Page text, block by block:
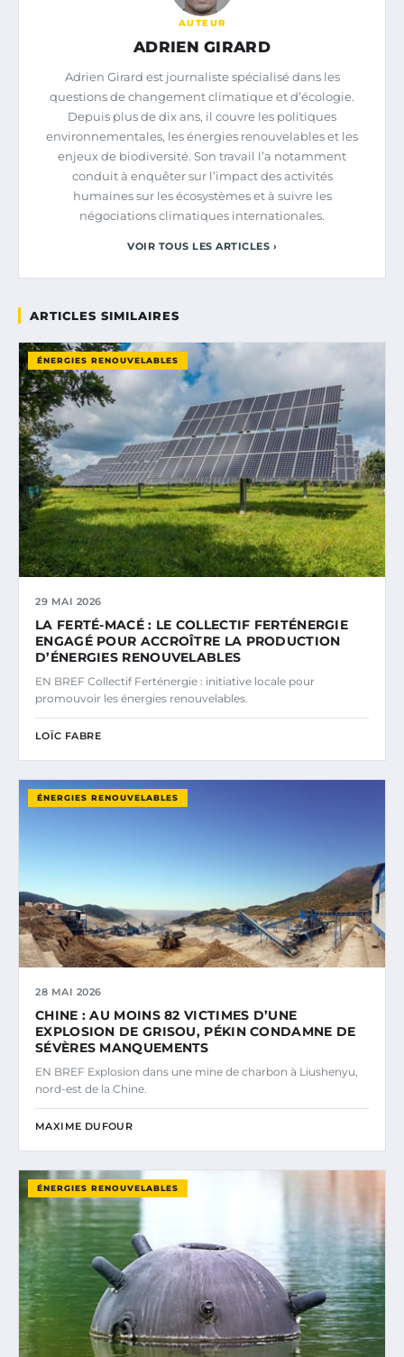
AUTEUR
ADRIEN GIRARD
Adrien Girard est journaliste spécialisé dans les
questions de changement climatique et d’écologie.
Depuis plus de dix ans, il couvre les politiques
environnementales, les énergies renouvelables et les
enjeux de biodiversité. Son travail l’a notamment
conduit à enquêter sur l’impact des activités
humaines sur les écosystèmes et à suivre les
négociations climatiques internationales.
VOIR TOUS LES ARTICLES ›
ARTICLES SIMILAIRES
ÉNERGIES RENOUVELABLES
29 MAI 2026
LA FERTÉ-MACÉ : LE COLLECTIF FERTÉNERGIE
ENGAGÉ POUR ACCROÎTRE LA PRODUCTION
D’ÉNERGIES RENOUVELABLES
EN BREF Collectif Ferténergie : initiative locale pour
promouvoir les énergies renouvelables.
LOÏC FABRE
ÉNERGIES RENOUVELABLES
28 MAI 2026
CHINE : AU MOINS 82 VICTIMES D’UNE
EXPLOSION DE GRISOU, PÉKIN CONDAMNE DE
SÉVÈRES MANQUEMENTS
EN BREF Explosion dans une mine de charbon à Liushenyu,
nord-est de la Chine.
MAXIME DUFOUR
ÉNERGIES RENOUVELABLES